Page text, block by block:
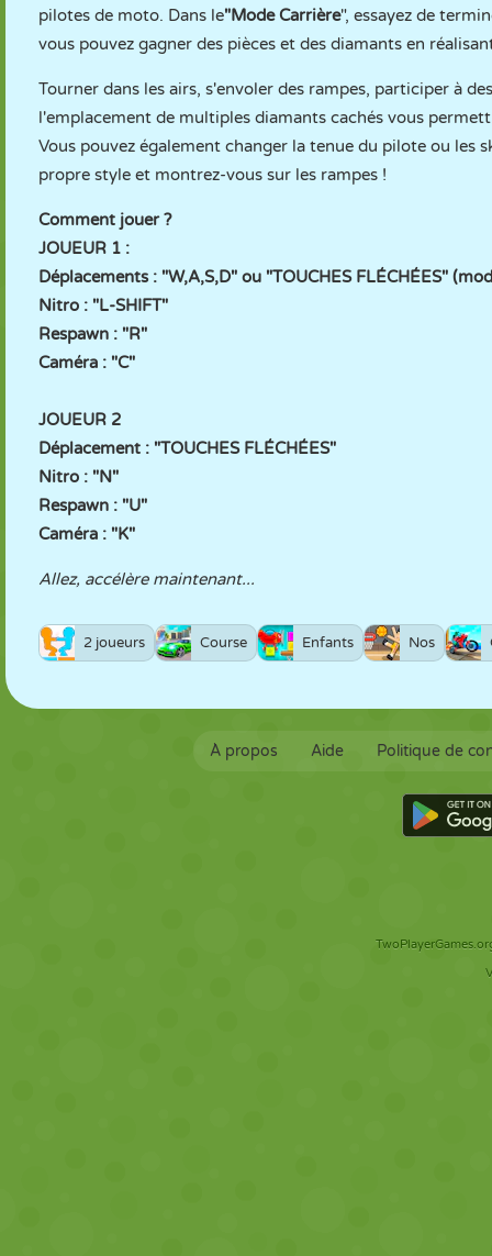
pilotes de moto. Dans le"Mode Carrière", essayez de
vous pouvez gagner des pièces et des diamants en
Tourner dans les airs, s'envoler des rampes, participer à
l'emplacement de multiples diamants cachés vous
Vous pouvez également changer la tenue du pilote ou les
propre style et montrez-vous sur les rampes !
Comment jouer ?
JOUEUR 1 :
Déplacements : "W,A,S,D" ou "TOUCHES FLÉCHÉES"
Nitro : "L-SHIFT"
Respawn : "R"
Caméra : "C"
JOUEUR 2
Déplacement : "TOUCHES FLÉCHÉES"
Nitro : "N"
Respawn : "U"
Caméra : "K"
Allez, accélère maintenant...
2 joueurs Course Enfants Nos
À propos Aide Politique de